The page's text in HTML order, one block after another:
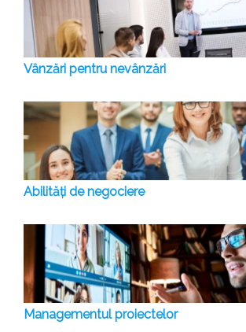
Vânzări pentru nevânzări
Abilități de negociere
Managementul proiectelor